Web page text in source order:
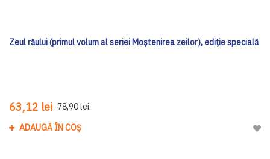
Zeul răului (primul volum al seriei Moștenirea zeilor), ediţie specială
63,12 lei 78,90 lei
ADAUGĂ ÎN COȘ